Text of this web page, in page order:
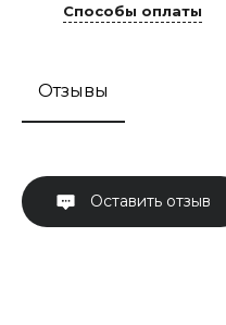
Способы оплаты
Отзывы
Оставить отзыв